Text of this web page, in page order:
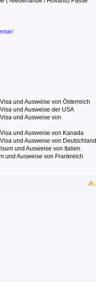
und Ausweise von Österreich
und Ausweise der USA
und Ausweise von
und Ausweise von Kanada
und Ausweise von Deutschland
und Ausweise von Italien.
und Ausweise von Frankreich